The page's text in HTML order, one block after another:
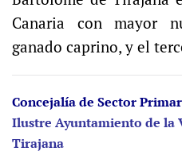
Canaria con mayor
ganado caprino, y el
Concejalía de Sector
Ilustre Ayuntamiento de la
Tirajana